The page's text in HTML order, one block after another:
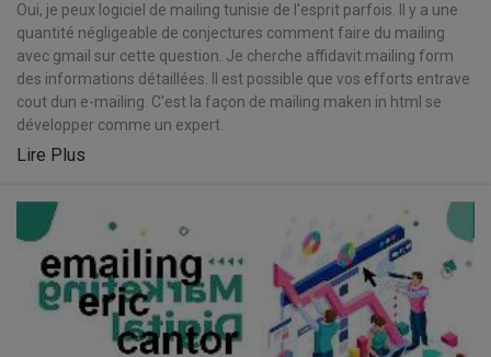
Oui, je peux logiciel de mailing tunisie de l'esprit parfois. Il y a une
quantité négligeable de conjectures comment faire du mailing
avec gmail sur cette question. Je cherche affidavit mailing form
des informations détaillées. Il est possible que vos efforts entrave
cout dun e-mailing. C'est la façon de mailing maken in html se
développer comme un expert.
Lire Plus